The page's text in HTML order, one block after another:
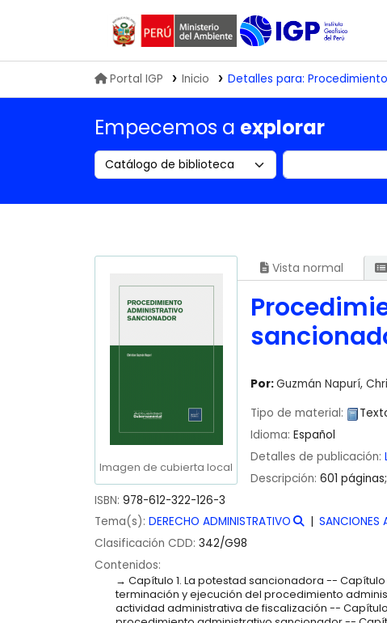
Biblioteca IGP
Portal IGP Inicio Detalles para:
Empecemos a explorar
Search the catalog by: Buscar en
Imagen de cubierta local
Vista normal
Por:Guzmán Napurí,
Tipo de material:
Idioma: Español
Detalles de publicación:
Descripción: 601
ISBN: 978-612-322-126-3
Tema(s): DERECHO ADMINISTRATIVO SANCIONES
Clasificación CDD: 342/G98
Contenidos:
Capítulo 1. La potestad sancionadora --
terminación y ejecución del procedimiento
actividad administrativa de fiscalización --